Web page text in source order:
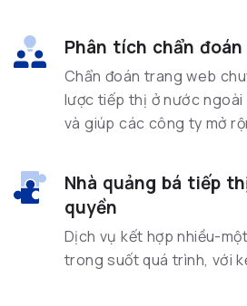
Phân tích chẩn
Chẩn đoán trang web
lược tiếp thị ở nước
và giúp các công ty mở
Nhà quảng bá tiếp
quyền
Dịch vụ kết hợp nhiều-
trong suốt quá trình, với